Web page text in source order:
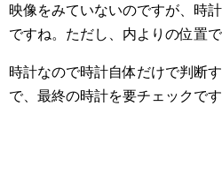
映像をみていないのですが、時
ですね。ただし、内よりの位置
時計なので時計自体だけで判断
で、最終の時計を要チェックです